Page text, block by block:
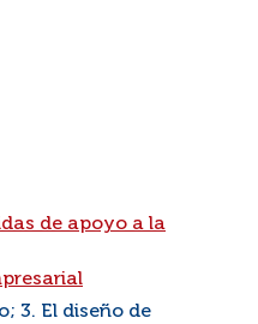
de apoyo a la
3. El diseño de